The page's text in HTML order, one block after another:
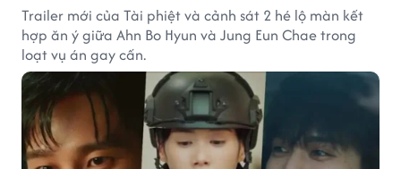
Trailer mới của Tài phiệt và cảnh sát 2 hé lộ màn kết
hợp ăn ý giữa Ahn Bo Hyun và Jung Eun Chae trong
loạt vụ án gay cấn.